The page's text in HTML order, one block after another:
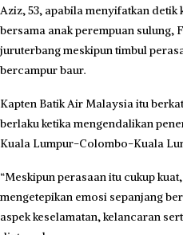
Aziz, 53, apabila me­nyifatkan
bersama anak perempuan sulung,
juruterbang meskipun timbul
bercampur baur.
Kapten Batik Air Malaysia itu
berlaku ketika mengendalikan
Kuala Lumpur-Colombo-Kuala
“Meskipun perasaan itu cukup
mengetepikan emosi sepanjang
aspek keselamatan, kelancaran